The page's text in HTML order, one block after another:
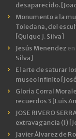
desaparecido.
Monumento a la
Toledana, del
[Quique J. Silva]
Jesús Menendezen
Silva]
El arte de saturar
museo infinito
Gloria Corral
recuerdos 3 [Luis
JOSE RIVERO
extravagancia (1)
Javier Álvarez de